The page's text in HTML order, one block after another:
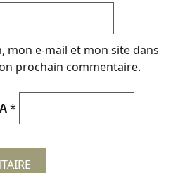
mon e-mail et mon site dans
prochain commentaire.
*